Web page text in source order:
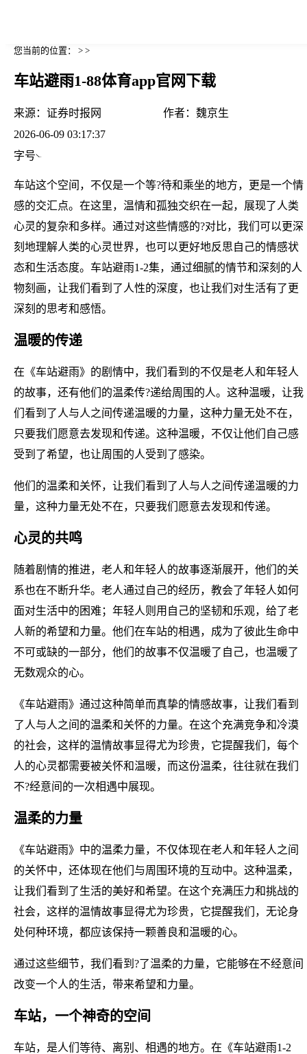
您当前的位置： > >
车站避雨1-88体育app官网下载
来源： 证券时报网 作者： 魏京生
2026-06-09 03:17:37
字号
车站这个空间，不仅是一个等?待和乘坐的地方，更是一个情
感的交汇点。在这里，温情和孤独交织在一起，展现了人类
心灵的复杂和多样。通过对这些情感的?对比，我们可以更深
刻地理解人类的心灵世界，也可以更好地反思自己的情感状
态和生活态度。车站避雨1-2集，通过细腻的情节和深刻的人
物刻画，让我们看到了人性的深度，也让我们对生活有了更
深刻的思考和感悟。
温暖的传递
在《车站避雨》的剧情中，我们看到的不仅是老人和年轻人
的故事，还有他们的温柔传?递给周围的人。这种温暖，让我
们看到了人与人之间传递温暖的力量，这种力量无处不在，
只要我们愿意去发现和传递。这种温暖，不仅让他们自己感
受到了希望，也让周围的人受到了感染。
他们的温柔和关怀，让我们看到了人与人之间传递温暖的力
量，这种力量无处不在，只要我们愿意去发现和传递。
心灵的共鸣
随着剧情的推进，老人和年轻人的故事逐渐展开，他们的关
系也在不断升华。老人通过自己的经历，教会了年轻人如何
面对生活中的困难；年轻人则用自己的坚韧和乐观，给了老
人新的希望和力量。他们在车站的相遇，成为了彼此生命中
不可或缺的一部分，他们的故事不仅温暖了自己，也温暖了
无数观众的心。
《车站避雨》通过这种简单而真挚的情感故事，让我们看到
了人与人之间的温柔和关怀的力量。在这个充满竞争和冷漠
的社会，这样的温情故事显得尤为珍贵，它提醒我们，每个
人的心灵都需要被关怀和温暖，而这份温柔，往往就在我们
不?经意间的一次相遇中展现。
温柔的力量
《车站避雨》中的温柔力量，不仅体现在老人和年轻人之间
的关怀中，还体现在他们与周围环境的互动中。这种温柔，
让我们看到了生活的美好和希望。在这个充满压力和挑战的
社会，这样的温情故事显得尤为珍贵，它提醒我们，无论身
处何种环境，都应该保持一颗善良和温暖的心。
通过这些细节，我们看到?了温柔的力量，它能够在不经意间
改变一个人的生活，带来希望和力量。
车站，一个神奇的空间
车站，是人们等待、离别、相遇的地方。在《车站避雨1-2